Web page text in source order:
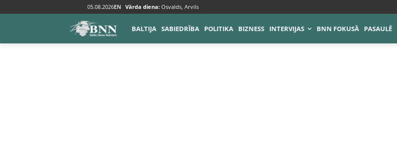
05.08.2026EN Vārda diena: Osvalds, Arvils
BALTIJA SABIEDRĪBA POLITIKA BIZNESS INTERVIJAS BNN FOKUSĀ PASAULĒ
Tags Sadarbība